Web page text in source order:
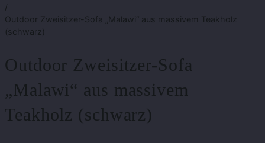
/
Outdoor Zweisitzer-Sofa „Malawi“ aus massivem Teakholz
(schwarz)
Outdoor Zweisitzer-Sofa
„Malawi“ aus massivem
Teakholz (schwarz)